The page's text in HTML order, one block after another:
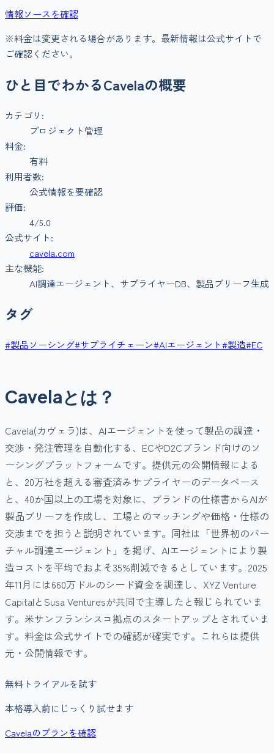
情報ソースを確認
※料金は変更される場合があります。最新情報は公式サイトで
ご確認ください。
ひと目でわかるCavelaの概要
カテゴリ:
プロジェクト管理
料金:
有料
利用者数:
公式情報を要確認
評価:
4/5.0
公式サイト:
cavela.com
主な機能:
AI調達エージェント、サプライヤーDB、製品ブリーフ生成
タグ
#製品ソーシング#サプライチェーン#AIエージェント#製造#EC
Cavelaとは？
Cavela(カヴェラ)は、AIエージェントを使って製品の調達・
交渉・発注管理を自動化する、ECやD2Cブランド向けのソ
ーシングプラットフォームです。提供元の公開情報による
と、20万社を超える審査済みサプライヤーのデータベース
と、40か国以上の工場を対象に、ブランドの仕様書からAIが
製品ブリーフを作成し、工場とのマッチングや価格・仕様の
交渉までを担うと説明されています。同社は「世界初のバー
チャル調達エージェント」を掲げ、AIエージェントにより製
造コストを平均でおよそ35%削減できるとしています。2025
年11月には660万ドルのシード資金を調達し、XYZ Venture
CapitalとSusa Venturesが共同で主導したと報じられていま
す。米サンフランシスコ拠点のスタートアップとされていま
す。料金は公式サイトでの確認が確実です。これらは提供
元・公開情報です。
無料トライアルを試す
本格導入前にじっくり試せます
Cavelaのプランを確認